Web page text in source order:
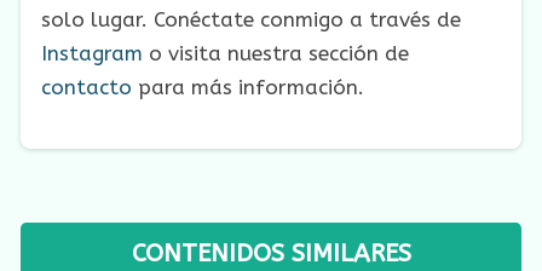
solo lugar. Conéctate conmigo a través de
Instagram o visita nuestra sección de
contacto para más información.
CONTENIDOS SIMILARES